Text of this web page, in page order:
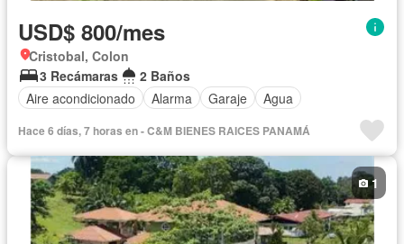
USD$ 800/mes
Cristobal, Colon
3 Recámaras
2 Baños
Aire acondicionado
Alarma Garaje Agua
Hace 6 días, 7 horas en - C&M BIENES RAICES PANAMÁ
1